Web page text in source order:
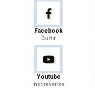
Facebook
Curtir
Youtube
Inscrever-se